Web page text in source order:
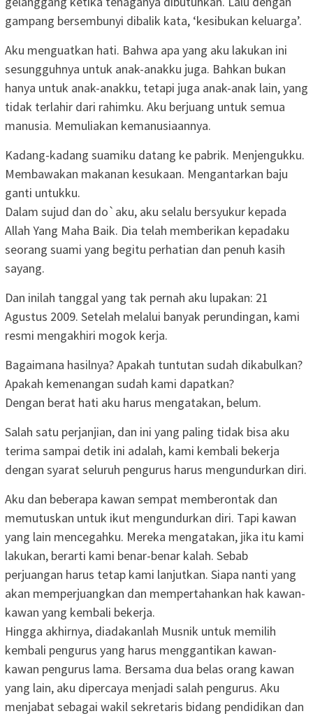
gampang bersembunyi dibalik kata, ‘kesibukan keluarga’.
Aku menguatkan hati. Bahwa apa yang aku lakukan ini
sesungguhnya untuk anak-anakku juga. Bahkan bukan
hanya untuk anak-anakku, tetapi juga anak-anak lain, yang
tidak terlahir dari rahimku. Aku berjuang untuk semua
manusia. Memuliakan kemanusiaannya.
Kadang-kadang suamiku datang ke pabrik. Menjengukku.
Membawakan makanan kesukaan. Mengantarkan baju
ganti untukku.
Dalam sujud dan do`aku, aku selalu bersyukur kepada
Allah Yang Maha Baik. Dia telah memberikan kepadaku
seorang suami yang begitu perhatian dan penuh kasih
sayang.
Dan inilah tanggal yang tak pernah aku lupakan: 21
Agustus 2009. Setelah melalui banyak perundingan, kami
resmi mengakhiri mogok kerja.
Bagaimana hasilnya? Apakah tuntutan sudah dikabulkan?
Apakah kemenangan sudah kami dapatkan?
Dengan berat hati aku harus mengatakan, belum.
Salah satu perjanjian, dan ini yang paling tidak bisa aku
terima sampai detik ini adalah, kami kembali bekerja
dengan syarat seluruh pengurus harus mengundurkan diri.
Aku dan beberapa kawan sempat memberontak dan
memutuskan untuk ikut mengundurkan diri. Tapi kawan
yang lain mencegahku. Mereka mengatakan, jika itu kami
lakukan, berarti kami benar-benar kalah. Sebab
perjuangan harus tetap kami lanjutkan. Siapa nanti yang
akan memperjuangkan dan mempertahankan hak kawan-
kawan yang kembali bekerja.
Hingga akhirnya, diadakanlah Musnik untuk memilih
kembali pengurus yang harus menggantikan kawan-
kawan pengurus lama. Bersama dua belas orang kawan
yang lain, aku dipercaya menjadi salah pengurus. Aku
menjabat sebagai wakil sekretaris bidang pendidikan dan